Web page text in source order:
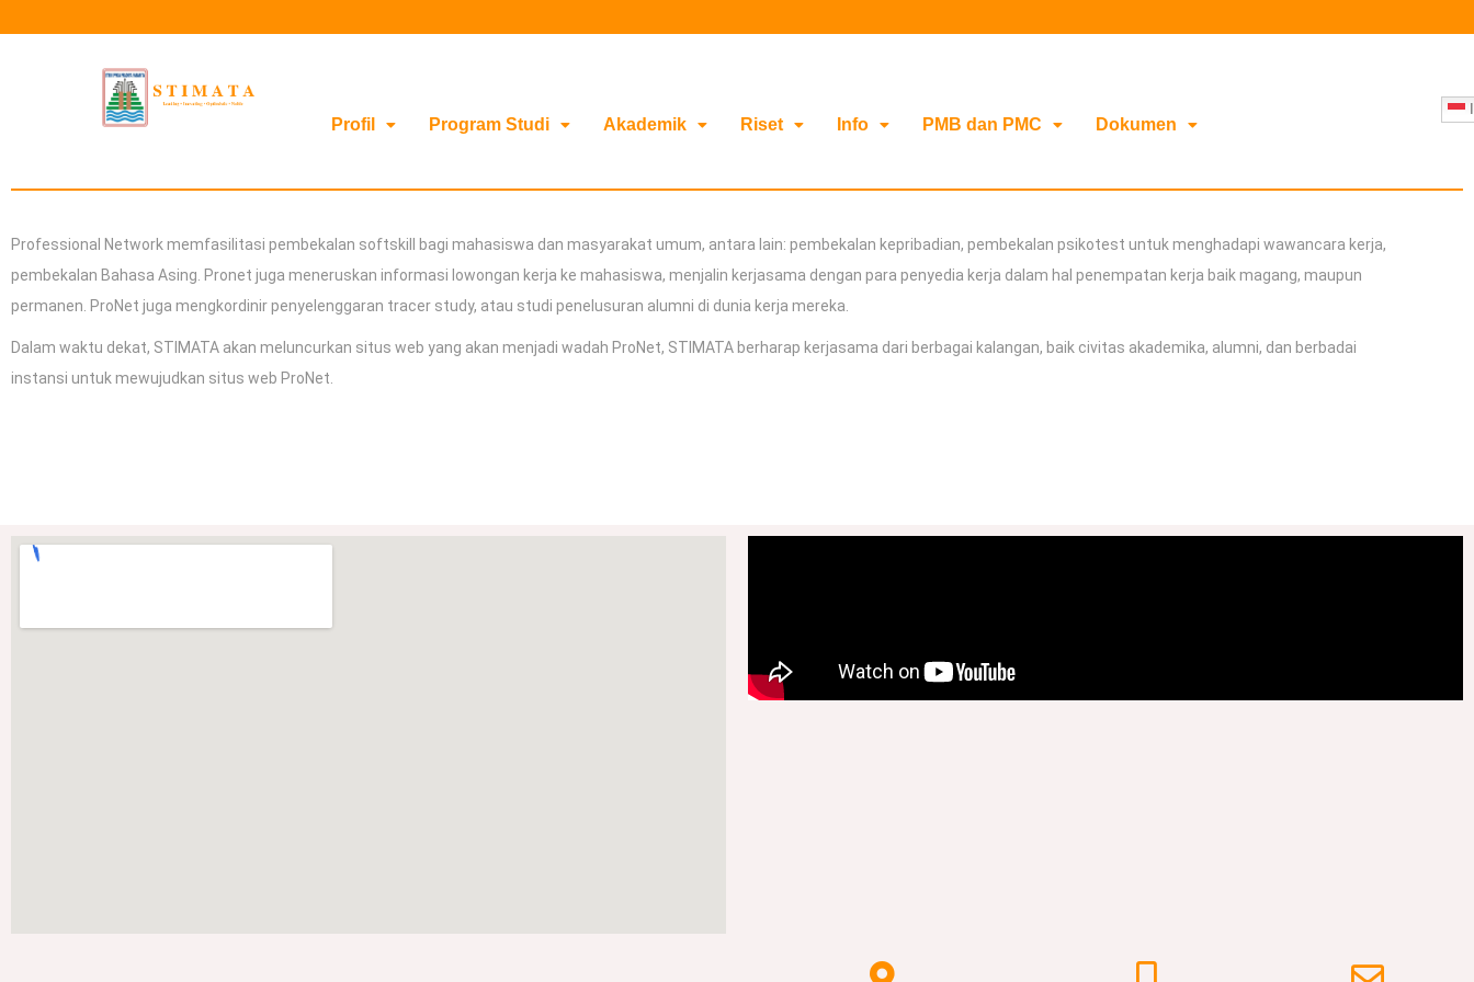
Profil Program Studi Akademik Riset Info PMB dan PMC Dokumen
Professional Network memfasilitasi pembekalan softskill bagi mahasiswa dan masyarakat umum, antara lain: pembekalan kepribadian, pembekalan psikotest untuk menghadapi wawancara kerja,
pembekalan Bahasa Asing. Pronet juga meneruskan informasi lowongan kerja ke mahasiswa, menjalin kerjasama dengan para penyedia kerja dalam hal penempatan kerja baik magang, maupun
permanen. ProNet juga mengkordinir penyelenggaran tracer study, atau studi penelusuran alumni di dunia kerja mereka.
Dalam waktu dekat, STIMATA akan meluncurkan situs web yang akan menjadi wadah ProNet, STIMATA berharap kerjasama dari berbagai kalangan, baik civitas akademika, alumni, dan berbadai
instansi untuk mewujudkan situs web ProNet.